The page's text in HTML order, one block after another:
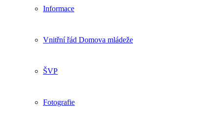
Informace
Vnitřní řád Domova mládeže
ŠVP
Fotografie